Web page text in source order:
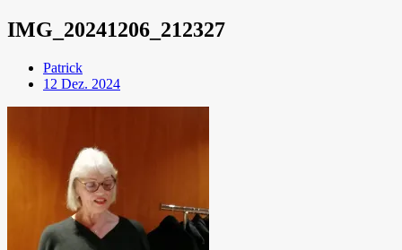
IMG_20241206_212327
Patrick
12 Dez. 2024